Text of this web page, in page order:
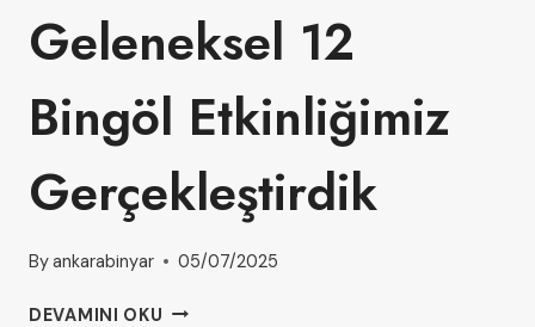
Geleneksel 12
Bingöl Etkinliğimiz
Gerçekleştirdik
Byankarabinyar 05/07/2025
DEVAMINI OKU